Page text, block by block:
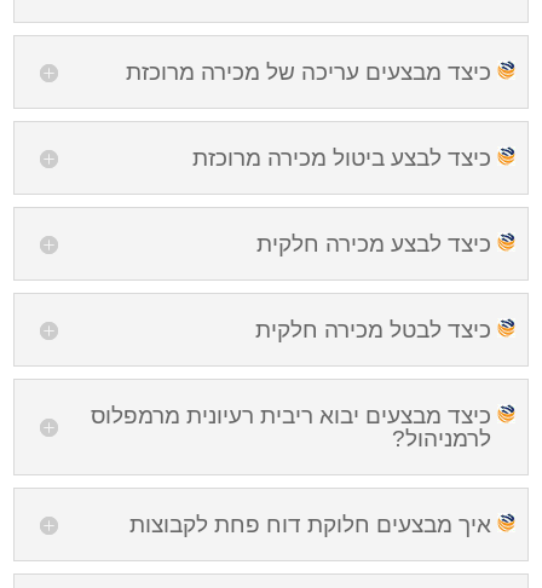
כיצד מבצעים עריכה של מכירה מרוכזת
כיצד לבצע ביטול מכירה מרוכזת
כיצד לבצע מכירה חלקית
כיצד לבטל מכירה חלקית
כיצד מבצעים יבוא ריבית רעיונית מרמפלוס
לרמניהול?
איך מבצעים חלוקת דוח פחת לקבוצות